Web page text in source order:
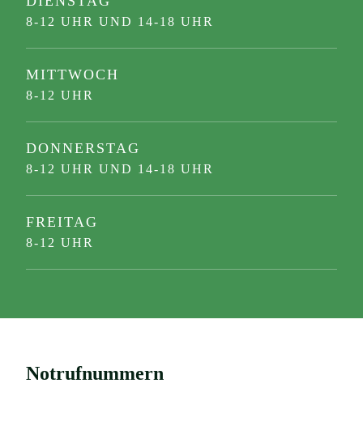
8-12 UHR UND 14-18 UHR
MITTWOCH
8-12 UHR
DONNERSTAG
8-12 UHR UND 14-18 UHR
FREITAG
8-12 UHR
Notrufnummern